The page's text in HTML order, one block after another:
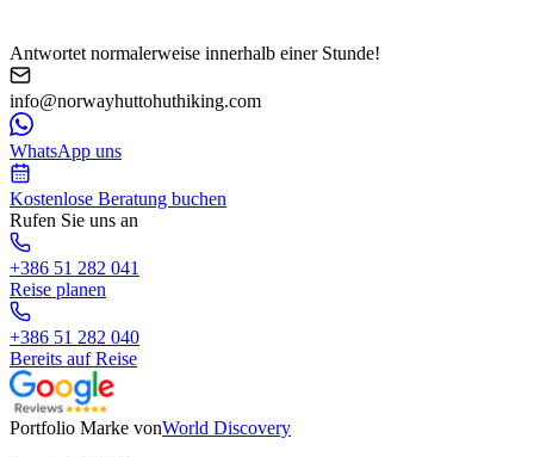
Antwortet normalerweise innerhalb einer Stunde!
info@norwayhuttohuthiking.com
WhatsApp uns
Kostenlose Beratung buchen
Rufen Sie uns an
+386 51 282 041
Reise planen
+386 51 282 040
Bereits auf Reise
Portfolio Marke vonWorld Discovery